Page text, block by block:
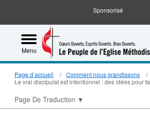
Sponsorisé
Menu
Page d’accueil
Comment nous grandissons
Le vrai discipulat est intentionnel : des idées pour
Page De Traduction ▼